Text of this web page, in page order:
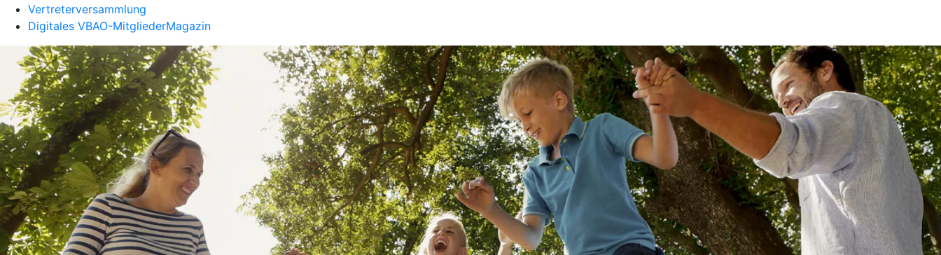
Vertreterversammlung
Digitales VBAO-MitgliederMagazin